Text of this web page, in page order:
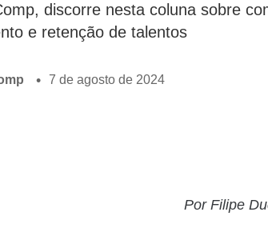
discorre nesta coluna sobre
e retenção de talentos
7 de agosto de 2024
Por Filipe